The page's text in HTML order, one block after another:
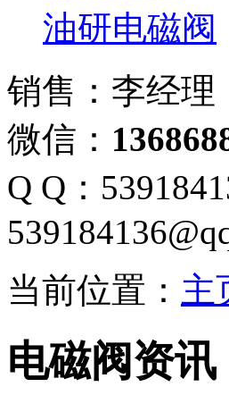
油研电磁阀
销售：李经理
微信：
Q Q：
当前位置： 主
电磁阀资讯